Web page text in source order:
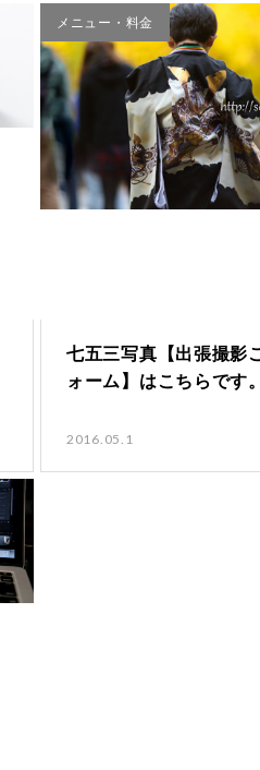
メニュー・料金
七五三写真【出張撮影
ォーム】はこちらです。
2016.05.1